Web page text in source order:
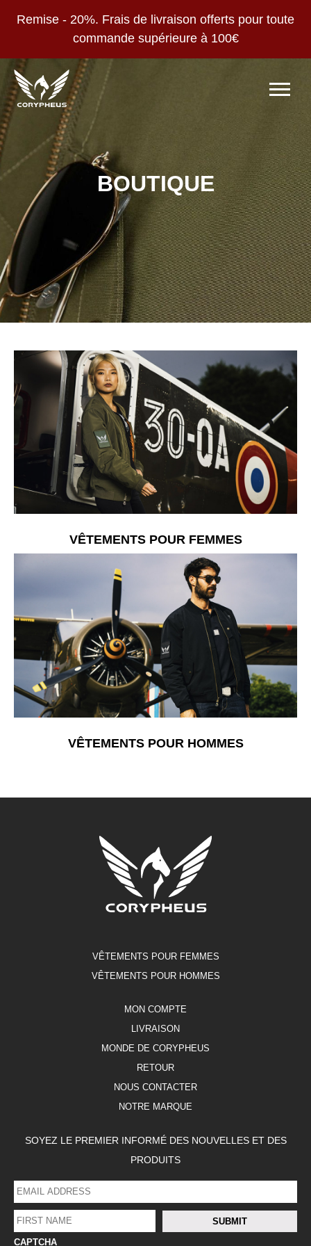
Remise - 20%. Frais de livraison offerts pour toute
commande supérieure à 100€
BOUTIQUE
VÊTEMENTS POUR FEMMES
VÊTEMENTS POUR HOMMES
VÊTEMENTS POUR FEMMES
VÊTEMENTS POUR HOMMES
MON COMPTE
LIVRAISON
MONDE DE CORYPHEUS
RETOUR
NOUS CONTACTER
NOTRE MARQUE
SOYEZ LE PREMIER INFORMÉ DES NOUVELLES ET DES
PRODUITS
EMAIL
ADDRESS
*
FIRST
NAME
*
CAPTCHA
SUBMIT